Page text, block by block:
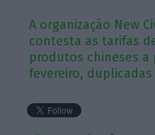
A organização New
contesta as tarifas
produtos chineses a
fevereiro,